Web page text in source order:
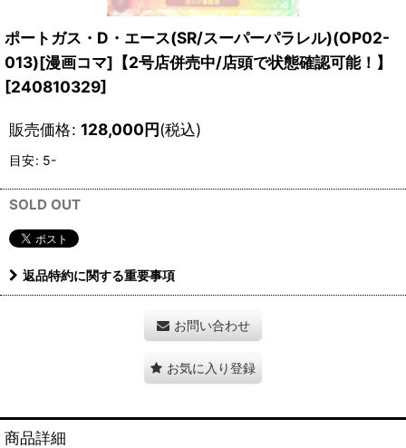
ポートガス・D・エース(SR/スーパーパラレル)(OP02-
013)[漫画コマ]【2号店併売中/店頭で状態確認可能！】
[240810329]
販売価格: 128,000円(税込)
目安: 5-
SOLD OUT
返品特約に関する重要事項
お問い合わせ
お気に入り登録
商品詳細